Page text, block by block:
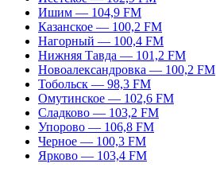
Ишим — 104,9 FM
Казанское — 100,2 FM
Нагорный — 100,4 FM
Нижняя Тавда — 101,2 FM
Новоалександровка — 100,2 FM
Тобольск — 98,3 FM
Омутинское — 102,6 FM
Сладково — 103,2 FM
Упорово — 106,8 FM
Черное — 100,3 FM
Ярково — 103,4 FM